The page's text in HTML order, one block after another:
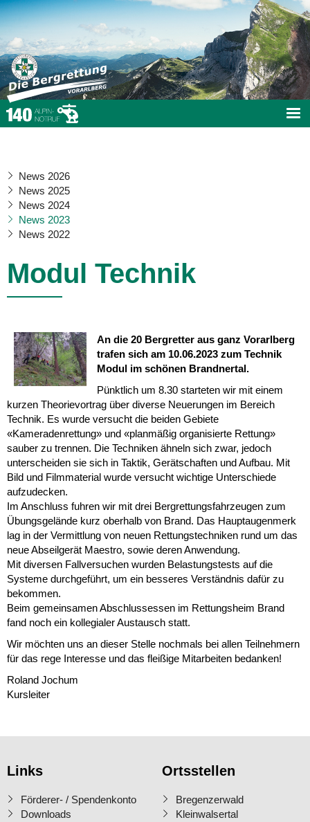
News 2026
News 2025
News 2024
News 2023
News 2022
Modul Technik
An die 20 Bergretter aus ganz Vorarlberg
trafen sich am 10.06.2023 zum Technik
Modul im schönen Brandnertal.
Pünktlich um 8.30 starteten wir mit einem
kurzen Theorievortrag über diverse Neuerungen im Bereich
Technik. Es wurde versucht die beiden Gebiete
«Kameradenrettung» und «planmäßig organisierte Rettung»
sauber zu trennen. Die Techniken ähneln sich zwar, jedoch
unterscheiden sie sich in Taktik, Gerätschaften und Aufbau. Mit
Bild und Filmmaterial wurde versucht wichtige Unterschiede
aufzudecken.
Im Anschluss fuhren wir mit drei Bergrettungsfahrzeugen zum
Übungsgelände kurz oberhalb von Brand. Das Hauptaugenmerk
lag in der Vermittlung von neuen Rettungstechniken rund um das
neue Abseilgerät Maestro, sowie deren Anwendung.
Mit diversen Fallversuchen wurden Belastungstests auf die
Systeme durchgeführt, um ein besseres Verständnis dafür zu
bekommen.
Beim gemeinsamen Abschlussessen im Rettungsheim Brand
fand noch ein kollegialer Austausch statt.
Wir möchten uns an dieser Stelle nochmals bei allen Teilnehmern
für das rege Interesse und das fleißige Mitarbeiten bedanken!
Roland Jochum
Kursleiter
Links
Förderer- / Spendenkonto
Downloads
Ortsstellen
Bregenzerwald
Kleinwalsertal